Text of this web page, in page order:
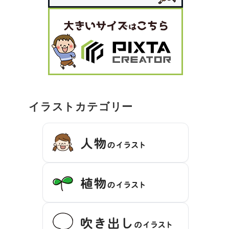
イラストカテゴリー